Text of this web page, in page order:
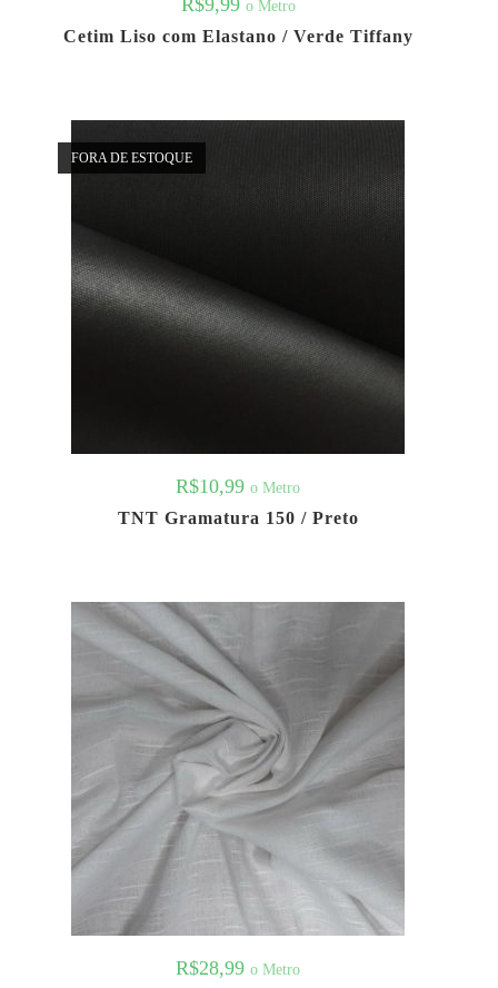
o Metro
Cetim Liso com Elastano / Verde Tiffany
FORA DE ESTOQUE
R$10,99 o Metro
TNT Gramatura 150 / Preto
R$28,99 o Metro